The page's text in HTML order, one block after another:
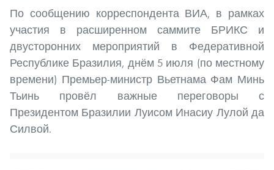
По сообщению корреспондента ВИА, в рамках
участия в расширенном саммите БРИКС и
двусторонних мероприятий в Федеративной
Республике Бразилия, днём 5 июля (по местному
времени) Премьер-министр Вьетнама Фам Минь
Тьинь провёл важные переговоры с
Президентом Бразилии Луисом Инасиу Лулой да
Силвой.